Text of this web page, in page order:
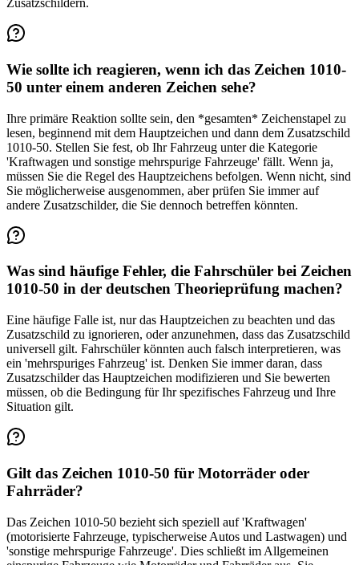
Zusatzschildern.
Wie sollte ich reagieren, wenn ich das Zeichen 1010-
50 unter einem anderen Zeichen sehe?
Ihre primäre Reaktion sollte sein, den *gesamten* Zeichenstapel zu
lesen, beginnend mit dem Hauptzeichen und dann dem Zusatzschild
1010-50. Stellen Sie fest, ob Ihr Fahrzeug unter die Kategorie
'Kraftwagen und sonstige mehrspurige Fahrzeuge' fällt. Wenn ja,
müssen Sie die Regel des Hauptzeichens befolgen. Wenn nicht, sind
Sie möglicherweise ausgenommen, aber prüfen Sie immer auf
andere Zusatzschilder, die Sie dennoch betreffen könnten.
Was sind häufige Fehler, die Fahrschüler bei Zeichen
1010-50 in der deutschen Theorieprüfung machen?
Eine häufige Falle ist, nur das Hauptzeichen zu beachten und das
Zusatzschild zu ignorieren, oder anzunehmen, dass das Zusatzschild
universell gilt. Fahrschüler könnten auch falsch interpretieren, was
ein 'mehrspuriges Fahrzeug' ist. Denken Sie immer daran, dass
Zusatzschilder das Hauptzeichen modifizieren und Sie bewerten
müssen, ob die Bedingung für Ihr spezifisches Fahrzeug und Ihre
Situation gilt.
Gilt das Zeichen 1010-50 für Motorräder oder
Fahrräder?
Das Zeichen 1010-50 bezieht sich speziell auf 'Kraftwagen'
(motorisierte Fahrzeuge, typischerweise Autos und Lastwagen) und
'sonstige mehrspurige Fahrzeuge'. Dies schließt im Allgemeinen